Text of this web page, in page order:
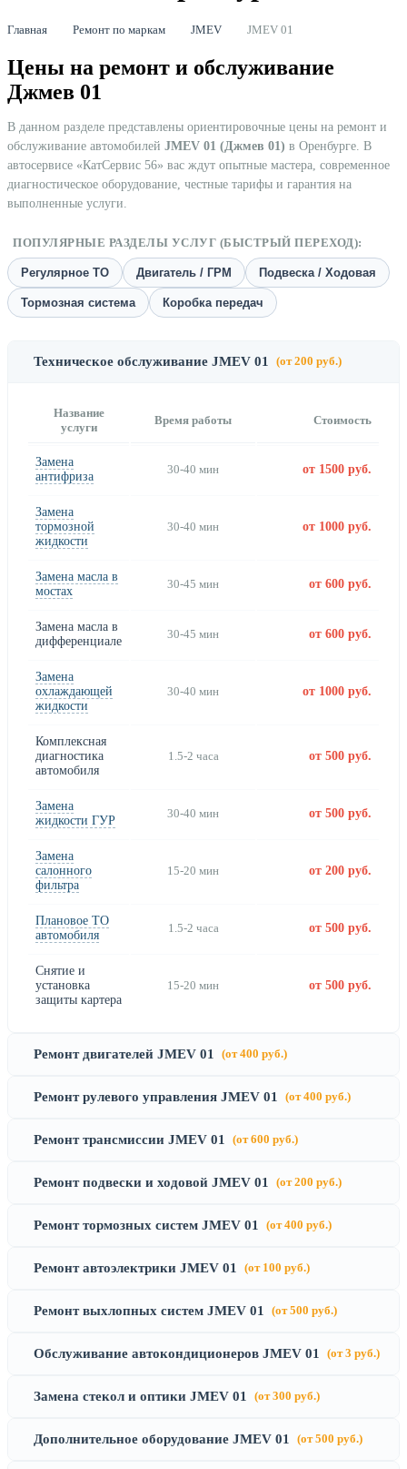
Главная Ремонт по маркам JMEV JMEV 01
Цены на ремонт и обслуживание
Джмев 01
В данном разделе представлены ориентировочные цены на ремонт и
обслуживание автомобилей JMEV 01 (Джмев 01) в Оренбурге. В
автосервисе «КатСервис 56» вас ждут опытные мастера, современное
диагностическое оборудование, честные тарифы и гарантия на
выполненные услуги.
ПОПУЛЯРНЫЕ РАЗДЕЛЫ УСЛУГ (БЫСТРЫЙ ПЕРЕХОД):
Регулярное ТО Двигатель / ГРМ Подвеска / Ходовая
Тормозная система Коробка передач
Техническое обслуживание JMEV 01 (от 200 руб.)
Название
услуги
Время работы Стоимость
Замена
антифриза
30-40 мин от 1500 руб.
Замена
тормозной
жидкости
30-40 мин от 1000 руб.
Замена масла в
мостах
30-45 мин от 600 руб.
Замена масла в
дифференциале
30-45 мин от 600 руб.
Замена
охлаждающей
жидкости
30-40 мин от 1000 руб.
Комплексная
диагностика
автомобиля
1.5-2 часа от 500 руб.
Замена
жидкости ГУР
30-40 мин от 500 руб.
Замена
салонного
фильтра
15-20 мин от 200 руб.
Плановое ТО
автомобиля
1.5-2 часа от 500 руб.
Снятие и
установка
защиты картера
15-20 мин от 500 руб.
Ремонт двигателей JMEV 01 (от 400 руб.)
Ремонт рулевого управления JMEV 01 (от 400 руб.)
Ремонт трансмиссии JMEV 01 (от 600 руб.)
Ремонт подвески и ходовой JMEV 01 (от 200 руб.)
Ремонт тормозных систем JMEV 01 (от 400 руб.)
Ремонт автоэлектрики JMEV 01 (от 100 руб.)
Ремонт выхлопных систем JMEV 01 (от 500 руб.)
Обслуживание автокондиционеров JMEV 01 (от 3 руб.)
Замена стекол и оптики JMEV 01 (от 300 руб.)
Дополнительное оборудование JMEV 01 (от 500 руб.)